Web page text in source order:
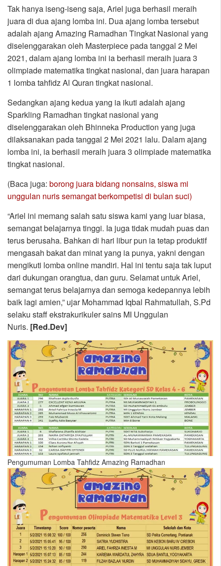
Tak hanya iseng-iseng saja, Ariel juga berhasil meraih
juara di dua ajang lomba ini. Dua ajang lomba tersebut
adalah ajang Amazing Ramadhan Tingkat Nasional yang
diselenggarakan oleh Masterpiece pada tanggal 2 Mei
2021, dalam ajang lomba ini ia berhasil meraih juara 3
olimpiade matematika tingkat nasional, dan juara harapan
1 lomba tahfidz Al Quran tingkat nasional.
Sedangkan ajang kedua yang ia ikuti adalah ajang
Sparkling Ramadhan tingkat nasional yang
diselenggarakan oleh Bhinneka Production yang juga
dilaksanakan pada tanggal 2 Mei 2021 lalu. Dalam ajang
lomba ini, ia berhasil meraih juara 3 olimpiade matematika
tingkat nasional.
(Baca juga: borong juara bidang nonsains, siswa mi
unggulan nuris semangat berkompetisi di bulan suci)
“Ariel ini memang salah satu siswa kami yang luar biasa,
semangat belajarnya tinggi. Ia juga tidak mudah puas dan
terus berusaha. Bahkan di hari libur pun ia tetap produktif
mengasah bakat dan minat yang ia punya, yakni dengan
mengikuti lomba online mandiri. Hal ini tentu saja tak luput
dari dukungan orangtua, dan guru. Selamat untuk Ariel,
semangat terus belajarnya dan semoga kedepannya lebih
baik lagi amien,” ujar Mohammad Iqbal Rahmatullah, S.Pd
selaku staff ekstrakurikuler sains MI Unggulan
Nuris. [Red.Dev]
Pengumuman Lomba Tahfidz Amazing Ramadhan